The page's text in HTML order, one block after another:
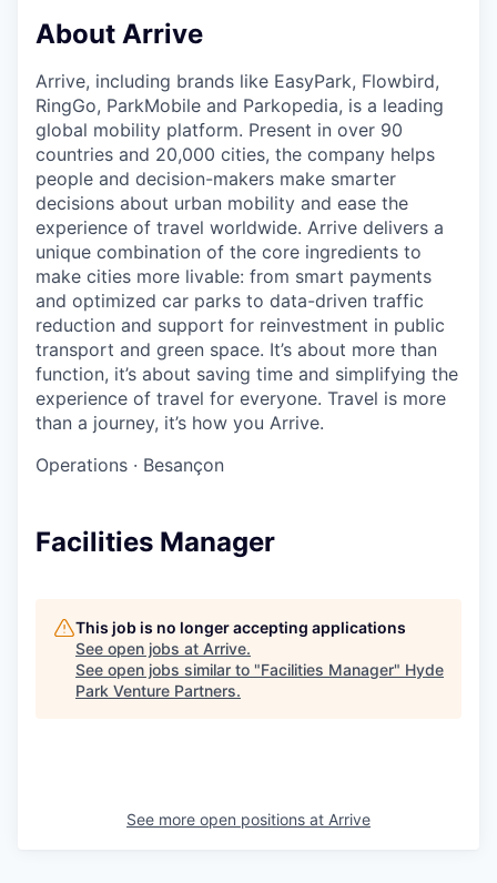
About Arrive
Arrive, including brands like EasyPark, Flowbird,
RingGo, ParkMobile and Parkopedia, is a leading
global mobility platform. Present in over 90
countries and 20,000 cities, the company helps
people and decision-makers make smarter
decisions about urban mobility and ease the
experience of travel worldwide. Arrive delivers a
unique combination of the core ingredients to
make cities more livable: from smart payments
and optimized car parks to data-driven traffic
reduction and support for reinvestment in public
transport and green space. It’s about more than
function, it’s about saving time and simplifying the
experience of travel for everyone. Travel is more
than a journey, it’s how you Arrive.
Operations · Besançon
Facilities Manager
This job is no longer accepting applications
See open jobs at Arrive.
See open jobs similar to "Facilities Manager" Hyde
Park Venture Partners.
See more open positions at Arrive